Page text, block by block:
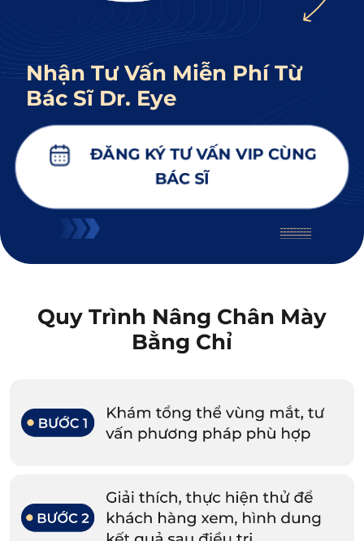
Nhận Tư Vấn Miễn Phí Từ
Bác Sĩ Dr. Eye
ĐĂNG KÝ TƯ VẤN VIP CÙNG
BÁC SĨ
Quy Trình Nâng Chân Mày
Bằng Chỉ